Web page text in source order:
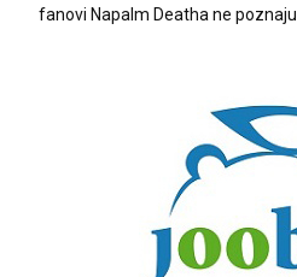
fanovi Napalm Deatha ne poznaju